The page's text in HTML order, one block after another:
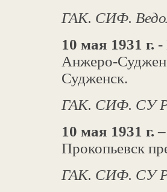
ГАК. СИФ.
10 мая 1931 г. -
Анжеро-
Судженск.
ГАК. СИФ. СУ
10 мая 1931 г.
Прокопьевск
ГАК. СИФ. СУ